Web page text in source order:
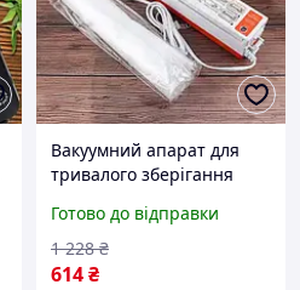
Вакуумний апарат для
тривалого зберігання
вакууматор для дому,
Вакуумат Готово до
відправки
Готово до відправки
614₴
1 228 ₴